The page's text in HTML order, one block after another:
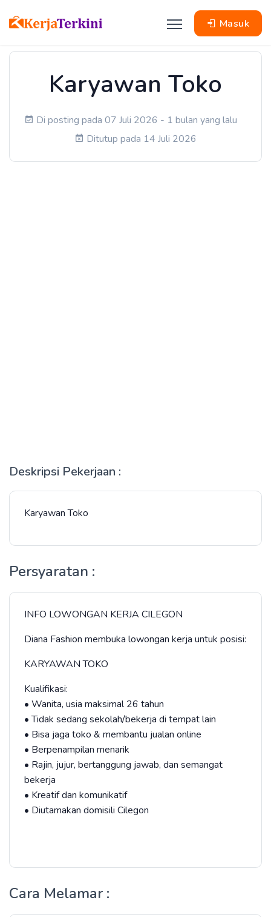
Masuk
Karyawan Toko
Di posting pada 07 Juli 2026 - 1 bulan yang lalu
Ditutup pada 14 Juli 2026
Deskripsi Pekerjaan :
Karyawan Toko
Persyaratan :
INFO LOWONGAN KERJA CILEGON
Diana Fashion membuka lowongan kerja untuk posisi:
KARYAWAN TOKO
Kualifikasi:
• Wanita, usia maksimal 26 tahun
• Tidak sedang sekolah/bekerja di tempat lain
• Bisa jaga toko & membantu jualan online
• Berpenampilan menarik
• Rajin, jujur, bertanggung jawab, dan semangat
bekerja
• Kreatif dan komunikatif
• Diutamakan domisili Cilegon
Cara Melamar :